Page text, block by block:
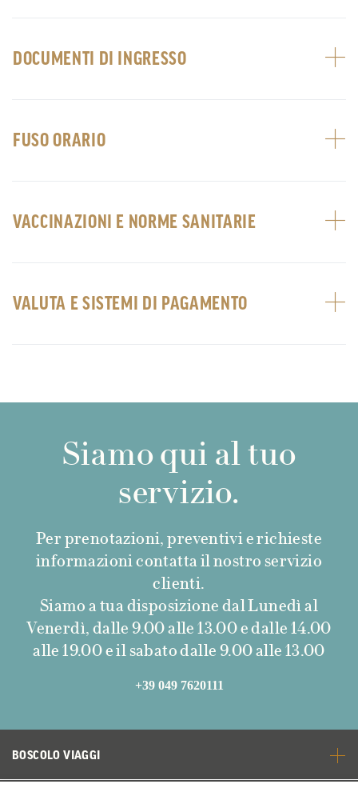
DOCUMENTI DI INGRESSO
FUSO ORARIO
VACCINAZIONI E NORME SANITARIE
VALUTA E SISTEMI DI PAGAMENTO
Siamo qui al tuo
servizio.
Per prenotazioni, preventivi e richieste
informazioni contatta il nostro servizio
clienti.
Siamo a tua disposizione dal Lunedì al
Venerdì, dalle 9.00 alle 13.00 e dalle 14.00
alle 19.00 e il sabato dalle 9.00 alle 13.00
+39 049 7620111
BOSCOLO VIAGGI